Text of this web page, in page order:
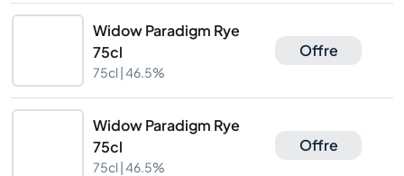
Widow Paradigm Rye
75cl
75cl |46.5%
Offre
Widow Paradigm Rye
75cl
75cl |46.5%
Offre